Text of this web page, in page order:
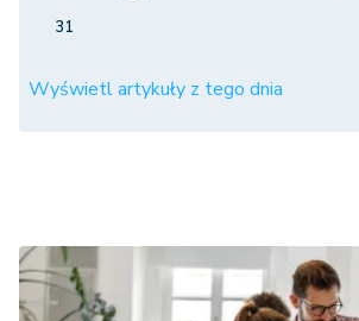
31
Wyświetl artykuły z tego dnia